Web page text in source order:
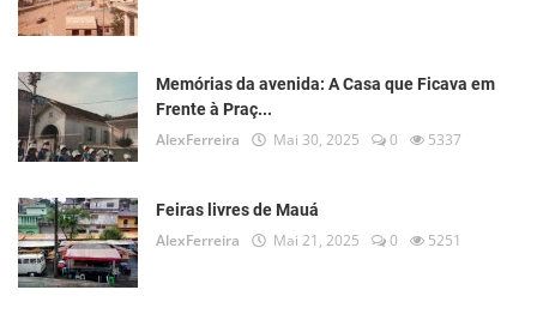
Memórias da avenida: A Casa que Ficava em
Frente à Praç...
AlexFerreira Mai 30, 2025 0 5337
Feiras livres de Mauá
AlexFerreira Mai 21, 2025 0 5251